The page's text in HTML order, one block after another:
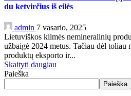
du ketvirčius iš eilės
admin 7 vasario, 2025
Lietuviškos kilmės nemineralinių
užbaigė 2024 metus. Tačiau dėl toliau
produktų eksporto ir...
Skaityti daugiau
Paieška
Paieška